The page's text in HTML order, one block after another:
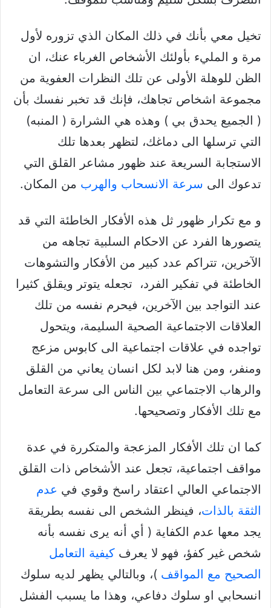
تخيل معي بأنك في ذلك المكان الذي تزوره لأول
مرة و المليء بأولئك الأشخاص الغرباء عنك، ان
الظن للوهلة الأولى عن تلك النظرات العفوية من
مجموعة اشخاص تجاهك، فإنك قد تخبر نفسك بأن
( الجميع يحدق بي ) وهذه هي الشرارة ( المنبه)
التي ترسلها الى دماغك، لتظهر بعدها تلك
الاستجابة السريعة عند ظهور مشاعر القلق التي
تدعوك الى سرعة الانسحاب والهرب من المكان.
و مع تكرار ظهور ثل هذه الأفكار الخاطئة التي قد
يتصورها الفرد عن الاحكام السلبية تجاهه من
الآخرين، تتراكم عدد كبير من الأفكار والتشوهات
الخاطئة في تفكير الفرد، تجعله يتوتر ويقلق كثيرا
عند التواجد بين الآخرين، فيحرم نفسه من تلك
العلاقات الاجتماعية الصحية السليمة، ويتحول
تواجده في علاقات اجتماعية الى كابوس مزعج
ومنفر، ومن هنا لابد لكل انسان يعاني من القلق
والرهاب الاجتماعي بين الناس الى سرعة التعامل
مع تلك الأفكار وتصحيحها.
كما ان تلك الأفكار المزعجة والمتكررة في عدة
مواقف اجتماعية، تجعل عند الأشخاص ذات القلق
الاجتماعي العالي اعتقاد راسخ وقوي في عدم
الثقة بالذات، فينظر الشخص الى نفسه بطريقة
يجد معها عدم الكفاية ( أي أنه يرى نفسه بأنه
شخص غير كفؤ، فهو لا يعرف كيفية التعامل
الصحيح مع المواقف )، وبالتالي يظهر لديه سلوك
انسحابي او سلوك دفاعي، وهذا ما يسبب الفشل